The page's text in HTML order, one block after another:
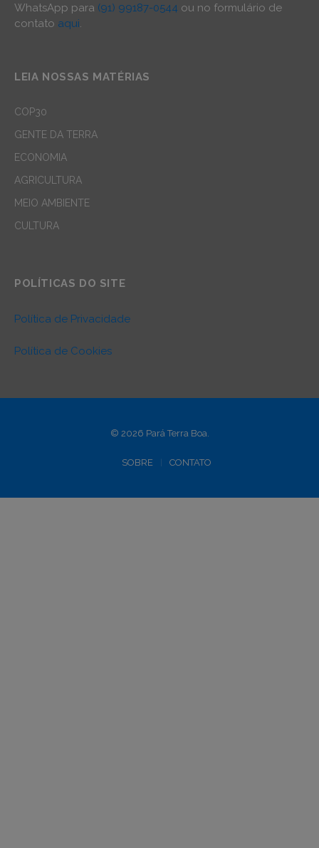
WhatsApp para (91) 99187-0544 ou no formulário de
contato aqui.
LEIA NOSSAS MATÉRIAS
COP30
GENTE DA TERRA
ECONOMIA
AGRICULTURA
MEIO AMBIENTE
CULTURA
POLÍTICAS DO SITE
Política de Privacidade
Política de Cookies
© 2026 Pará Terra Boa.
SOBRE CONTATO